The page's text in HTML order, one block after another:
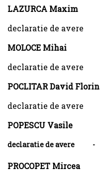
LAZURCA Maxim
declaratie de
MOLOCE Mihai
declaratie de
POCLITAR David Florin
declaratie de
POPESCU Vasile
declaratie de avere -
PROCOPET Mircea